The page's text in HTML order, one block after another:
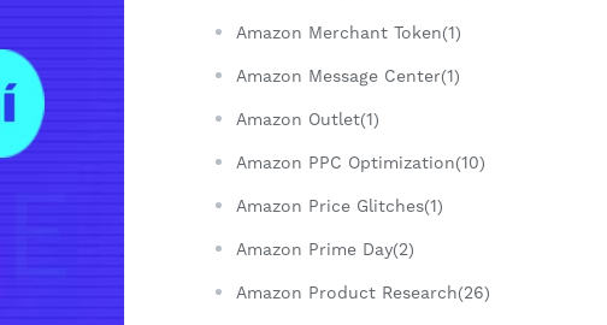
Amazon Merchant Token(1)
Amazon Message Center(1)
Amazon Outlet(1)
Amazon PPC Optimization(10)
Amazon Price Glitches(1)
Amazon Prime Day(2)
Amazon Product Research(26)